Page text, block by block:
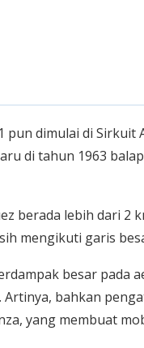
dimulai di Sirkuit
di tahun 1963
berada lebih dari 2
mengikuti garis
besar pada
bahkan
yang membuat